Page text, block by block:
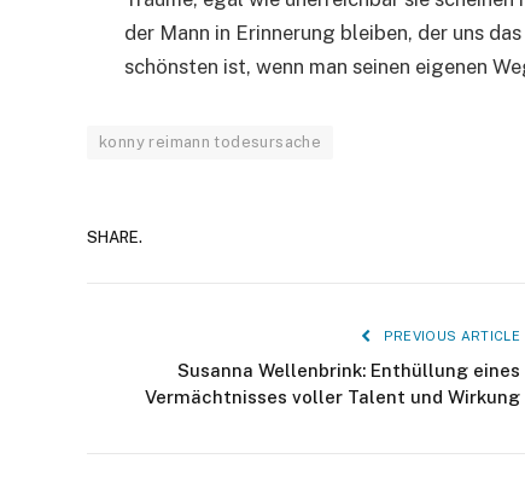
der Mann in Erinnerung bleiben, der uns
schönsten ist, wenn man seinen eigenen
konny reimann todesursache
SHARE.
PREVIOUS ARTICLE
Susanna Wellenbrink: Enthüllung eines
Vermächtnisses voller Talent und Wirkung